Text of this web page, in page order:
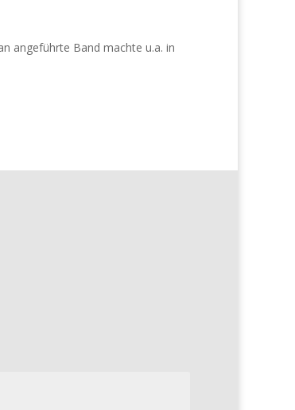
angeführte Band machte u.a. in